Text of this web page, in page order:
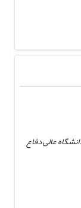
عالی دفاع